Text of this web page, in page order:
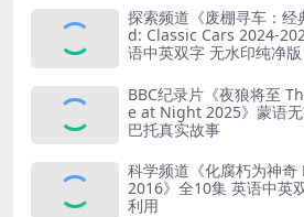
探索频道《废棚寻车：
d: Classic Cars 2024-
语中英双字 无水印纯净
BBC纪录片《夜狼将至
e at Night 2025》蒙语
巴托真实故事
科学频道《化腐朽为神
2016》全10集 英语中英
利用